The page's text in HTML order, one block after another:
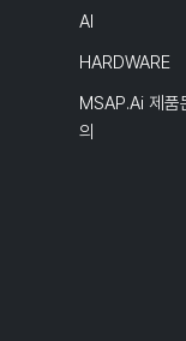
AI
HARDWARE
MSAP.ai 제품
의